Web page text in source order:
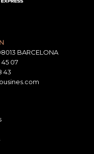
BARCELONA
45 07
43